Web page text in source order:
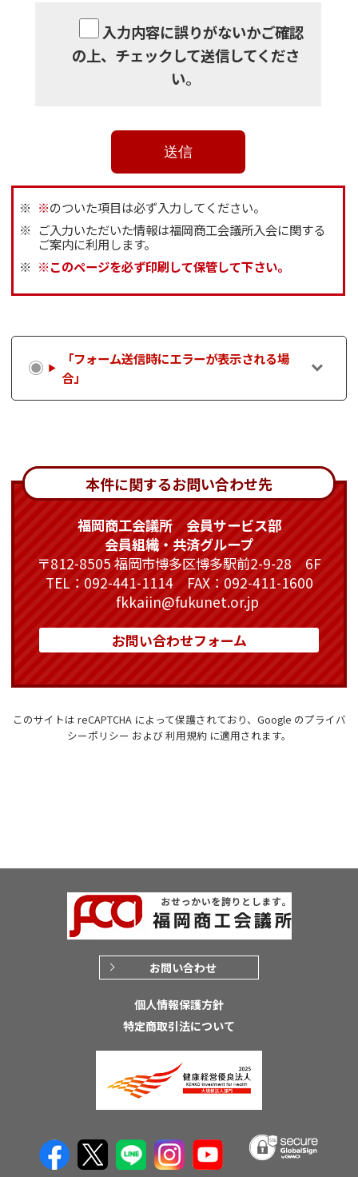
入力内容に誤りがないかご確認
の上、チェックして送信してくださ
い。
※のついた項目は必ず入力してください。
ご入力いただいた情報は福岡商工会議所入会に関する
ご案内に利用します。
※このページを必ず印刷して保管して下さい。
「フォーム送信時にエラーが表示される場
合」
本件に関するお問い合わせ先
福岡商工会議所 会員サービス部
会員組織・共済グループ
〒812-8505 福岡市博多区博多駅前2-9-28 6F
TEL：092-441-1114 FAX：092-411-1600
fkkaiin@fukunet.or.jp
お問い合わせフォーム
このサイトは reCAPTCHA によって保護されており、Google のプライバ
シーポリシー および利用規約に適用されます。
お問い合わせ
個人情報保護方針
特定商取引法について